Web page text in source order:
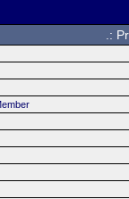
.: